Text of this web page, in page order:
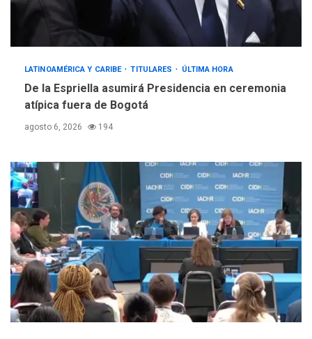
LATINOAMÉRICA Y CARIBE TITULARES ÚLTIMA HORA
De la Espriella asumirá Presidencia en ceremonia
atípica fuera de Bogotá
agosto 6, 2026 194